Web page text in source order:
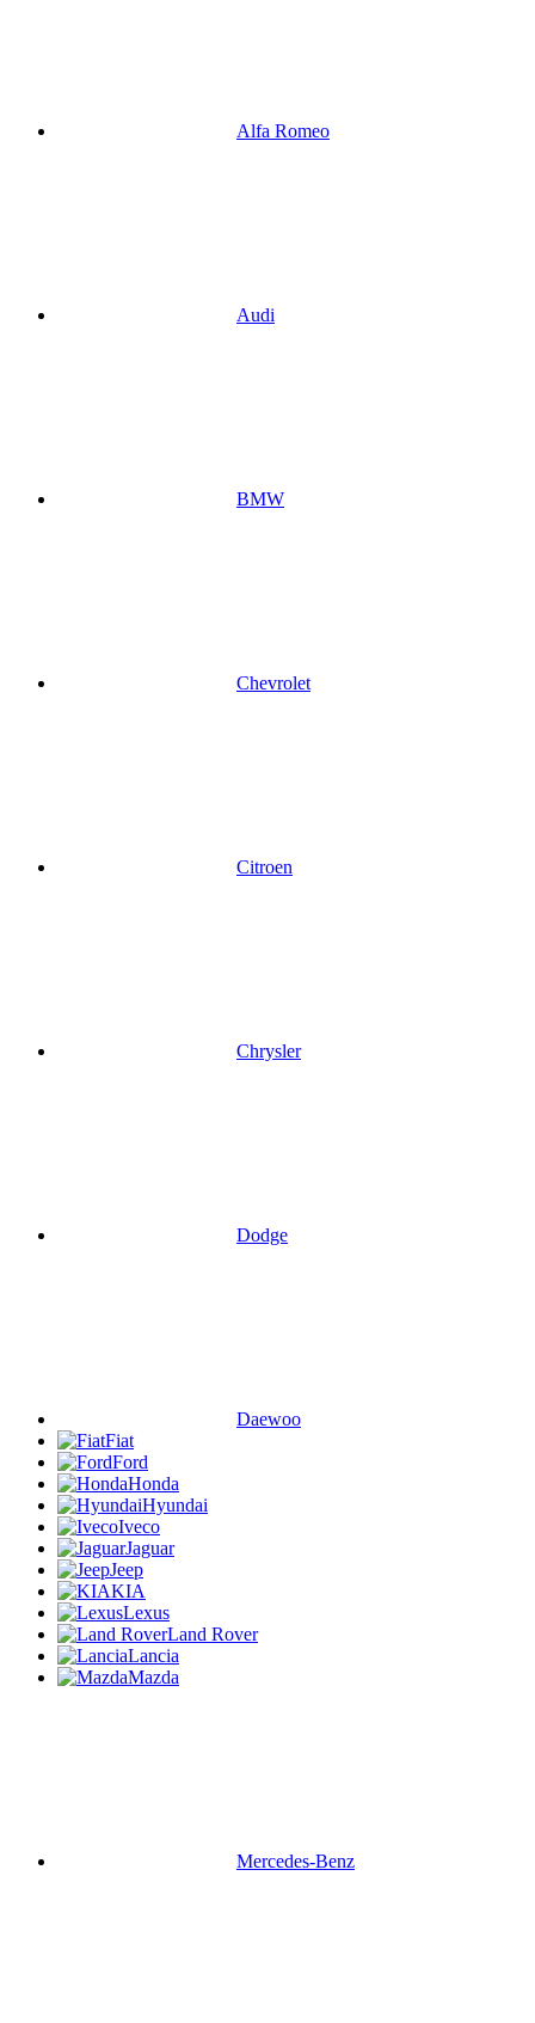
Alfa Romeo
Audi
BMW
Chevrolet
Citroen
Chrysler
Dodge
Daewoo
Fiat
Ford
Honda
Hyundai
Iveco
Jaguar
Jeep
KIA
Lexus
Land Rover
Lancia
Mazda
Mercedes-Benz